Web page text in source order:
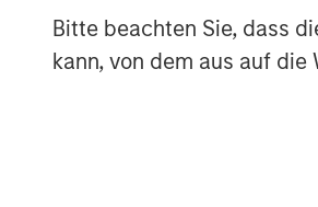
Bitte beachten Sie, dass
kann, von dem aus auf
managers and
to private equity
and co-